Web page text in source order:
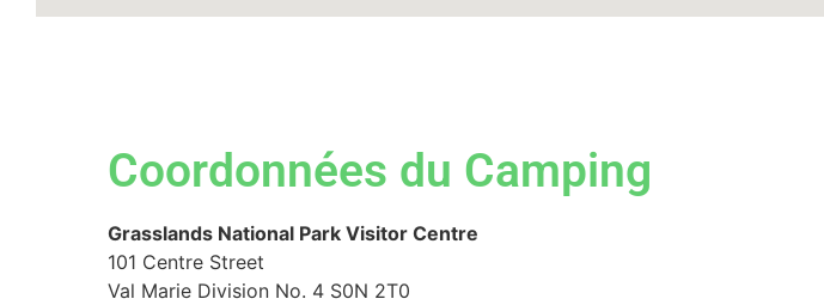
Coordonnées du Camping
Grasslands National Park Visitor Centre
101 Centre Street
Val Marie Division No. 4 S0N 2T0